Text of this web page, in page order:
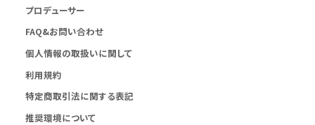
プロデューサー
FAQ&お問い合わせ
個人情報の取扱いに関して
利用規約
特定商取引法に関する表記
推奨環境について